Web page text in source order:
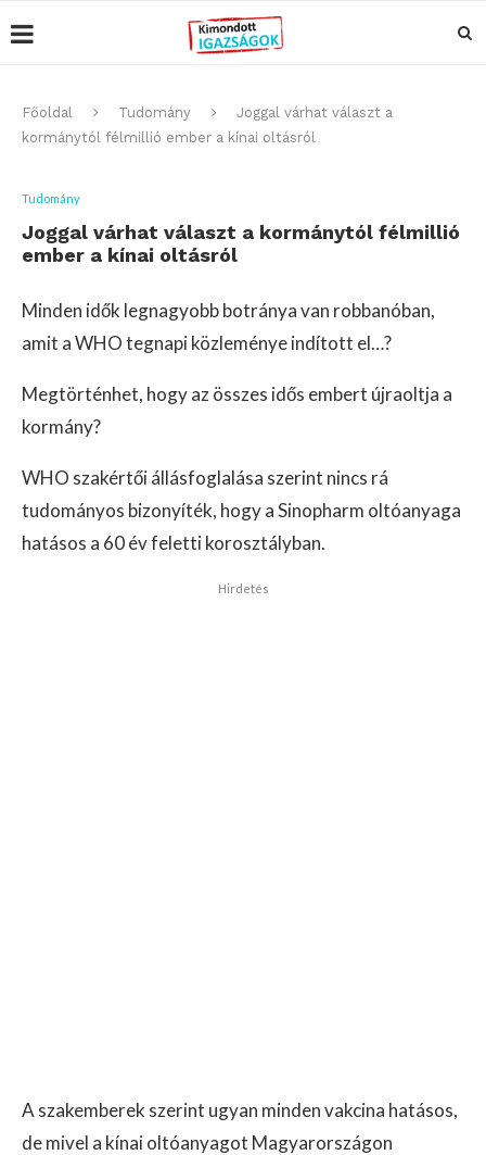
Főoldal Tudomány
Joggal várhat választ a
kormánytól félmillió ember a kínai oltásról
Tudomány
Joggal várhat választ a kormánytól félmillió
ember a kínai oltásról
Minden idők legnagyobb botránya van robbanóban,
amit a WHO tegnapi közleménye indított el…?
Megtörténhet, hogy az összes idős embert újraoltja a
kormány?
WHO szakértői állásfoglalása szerint nincs rá
tudományos bizonyíték, hogy a Sinopharm oltóanyaga
hatásos a 60 év feletti korosztályban.
Hirdetés
A szakemberek szerint ugyan minden vakcina hatásos,
de mivel a kínai oltóanyagot Magyarországon